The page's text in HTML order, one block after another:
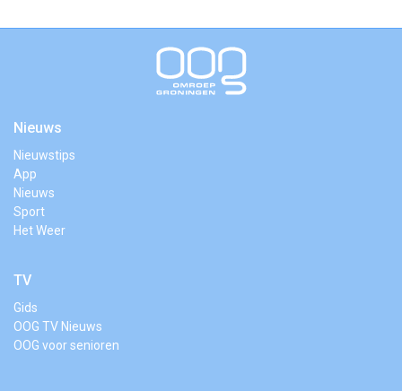
Nieuws
Nieuwstips
App
Nieuws
Sport
Het Weer
TV
Gids
OOG TV Nieuws
OOG voor senioren